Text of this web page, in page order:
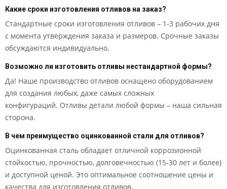
Какие сроки изготовления отливов на заказ?
Стандартные сроки изготовления отливов – 1-3 рабочих дня
с момента утверждения заказа и размеров. Срочные заказы
обсуждаются индивидуально.
Возможно ли изготовить отливы нестандартной формы?
Да! Наше производство отливов оснащено оборудованием
для создания любых, даже самых сложных
конфигураций. Отливы детали любой формы – наша сильная
сторона.
В чем преимущество оцинкованной стали для отливов?
Оцинкованная сталь обладает отличной коррозионной
стойкостью, прочностью, долговечностью (15-30 лет и более)
и доступной ценой. Это оптимальное соотношение цены и
качества для изготовления отливов.